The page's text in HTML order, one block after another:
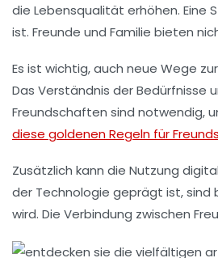
die Lebensqualität erhöhen. Eine
ist. Freunde und Familie bieten
Es ist wichtig, auch neue Wege zur
Das Verständnis der Bedürfnisse
Freundschaften sind notwendig,
diese goldenen Regeln für
Zusätzlich kann die Nutzung
der Technologie geprägt ist, sind
wird. Die Verbindung zwischen